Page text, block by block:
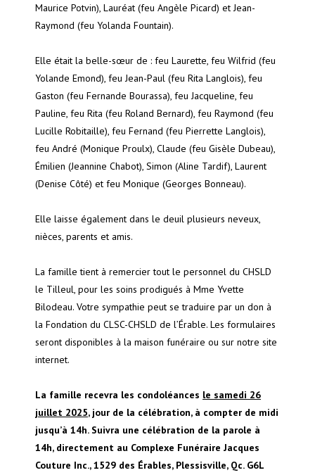
Maurice Potvin), Lauréat (feu Angèle Picard) et Jean-
Raymond (feu Yolanda Fountain).
Elle était la belle-sœur de : feu Laurette, feu Wilfrid (feu
Yolande Emond), feu Jean-Paul (feu Rita Langlois), feu
Gaston (feu Fernande Bourassa), feu Jacqueline, feu
Pauline, feu Rita (feu Roland Bernard), feu Raymond (feu
Lucille Robitaille), feu Fernand (feu Pierrette Langlois),
feu André (Monique Proulx), Claude (feu Gisèle Dubeau),
Émilien (Jeannine Chabot), Simon (Aline Tardif), Laurent
(Denise Côté) et feu Monique (Georges Bonneau).
Elle laisse également dans le deuil plusieurs neveux,
nièces, parents et amis.
La famille tient à remercier tout le personnel du CHSLD
le Tilleul, pour les soins prodigués à Mme Yvette
Bilodeau. Votre sympathie peut se traduire par un don à
la Fondation du CLSC-CHSLD de l’Érable. Les formulaires
seront disponibles à la maison funéraire ou sur notre site
internet.
La famille recevra les condoléances le samedi 26
juillet 2025, jour de la célébration, à compter de midi
jusqu’à 14h. Suivra une célébration de la parole à
14h, directement au Complexe Funéraire Jacques
Couture Inc., 1529 des Érables, Plessisville, Qc. G6L